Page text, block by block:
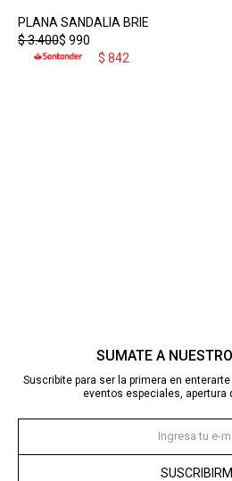
PLANA SANDALIA BRIE
$ 990
$3.400
$ 842
SUMATE A
Suscribite para ser la primera en
eventos especiales, apertura